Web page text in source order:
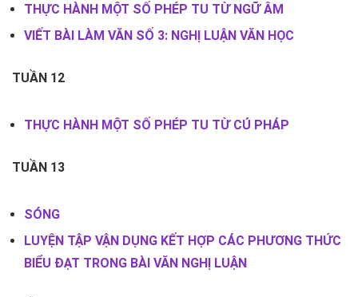
THỰC HÀNH MỘT SỐ PHÉP TU TỪ NGỮ ÂM
VIẾT BÀI LÀM VĂN SỐ 3: NGHỊ LUẬN VĂN HỌC
TUẦN 12
THỰC HÀNH MỘT SỐ PHÉP TU TỪ CÚ PHÁP
TUẦN 13
SÓNG
LUYỆN TẬP VẬN DỤNG KẾT HỢP CÁC PHƯƠNG THỨC
BIỂU ĐẠT TRONG BÀI VĂN NGHỊ LUẬN